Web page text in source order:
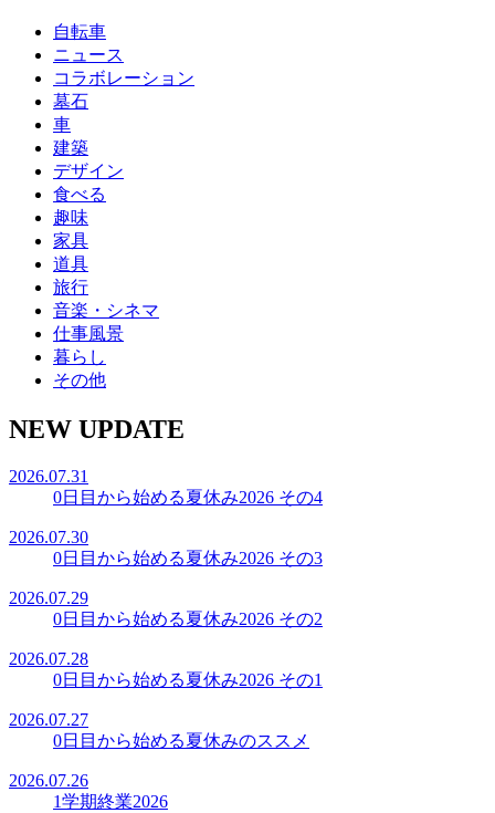
自転車
ニュース
コラボレーション
墓石
車
建築
デザイン
食べる
趣味
家具
道具
旅行
音楽・シネマ
仕事風景
暮らし
その他
NEW UPDATE
2026.07.31
0日目から始める夏休み2026 その4
2026.07.30
0日目から始める夏休み2026 その3
2026.07.29
0日目から始める夏休み2026 その2
2026.07.28
0日目から始める夏休み2026 その1
2026.07.27
0日目から始める夏休みのススメ
2026.07.26
1学期終業2026